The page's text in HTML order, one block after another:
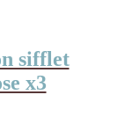
sifflet
x3